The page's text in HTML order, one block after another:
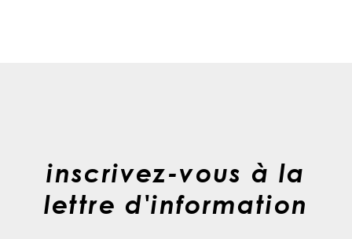
inscrivez-vous à la
lettre d'information